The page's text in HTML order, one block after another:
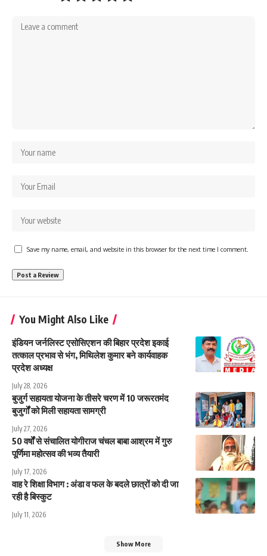
Save my name, email, and website in this browser for the next time I comment.
You Might Also Like
इंडियन जर्नलिस्ट एसोसिएशन की बिहार प्रदेश इकाई
तत्काल प्रभाव से भंग, मिथिलेश कुमार बने कार्यवाहक
प्रदेश अध्यक्ष
July 28, 2026
बुजुर्ग सहायता योजना के तीसरे चरण में 10 जरूरतमंद
बुजुर्गों को मिली सहायता सामग्री
July 27, 2026
50 वर्षों से संचालित योगीराज चंचल बाबा आश्रम में गुरु
पूर्णिमा महोत्सव की भव्य तैयारी
July 17, 2026
वाह रे शिक्षा विभाग : अंडा व फल के बदले छात्रों को दी जा
रही है बिस्कुट
July 11, 2026
Show More